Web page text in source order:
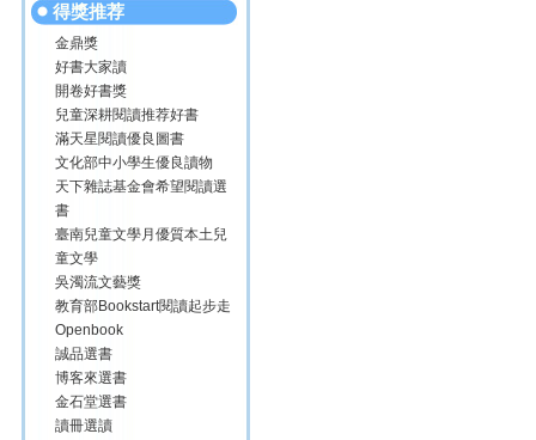
得獎推荐
金鼎獎
好書大家讀
開卷好書獎
兒童深耕閱讀推荐好書
滿天星閱讀優良圖書
文化部中小學生優良讀物
天下雜誌基金會希望閱讀選
書
臺南兒童文學月優質本土兒
童文學
吳濁流文藝獎
教育部Bookstart閱讀起步走
Openbook
誠品選書
博客來選書
金石堂選書
讀冊選讀